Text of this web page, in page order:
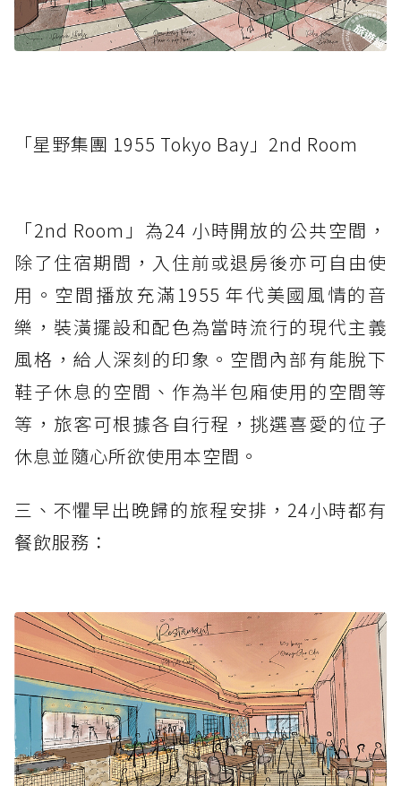
「星野集團 1955 Tokyo Bay」2nd Room
「2nd Room」為24 小時開放的公共空間，
除了住宿期間，入住前或退房後亦可自由使
用。空間播放充滿1955 年代美國風情的音
樂，裝潢擺設和配色為當時流行的現代主義
風格，給人深刻的印象。空間內部有能脫下
鞋子休息的空間、作為半包廂使用的空間等
等，旅客可根據各自行程，挑選喜愛的位子
休息並隨心所欲使用本空間。
三、不懼早出晚歸的旅程安排，24小時都有
餐飲服務：